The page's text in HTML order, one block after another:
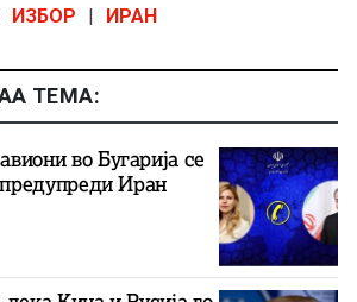
ИЗБОР | ИРАН
ТЕМА:
во Бугарија се
Иран